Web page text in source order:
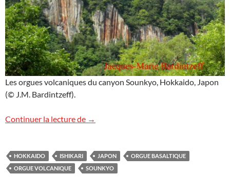
Les orgues volcaniques du canyon Sounkyo, Hokkaido, Japon
(© J.M. Bardintzeff).
Continuer la lecture de Le canyon Sounkyo
→
HOKKAIDO ISHIKARI JAPON
ORGUE BASALTIQUE
ORGUE VOLCANIQUE
SOUNKYO